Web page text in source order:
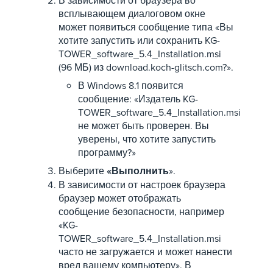
всплывающем диалоговом окне
может появиться сообщение типа «Вы
хотите запустить или сохранить KG-
TOWER_software_5.4_Installation.msi
(96 МБ) из download.koch-glitsch.com?».
В Windows 8.1 появится
сообщение: «Издатель KG-
TOWER_software_5.4_Installation.msi
не может быть проверен. Вы
уверены, что хотите запустить
программу?»
Выберите«Выполнить».
В зависимости от настроек браузера
браузер может отображать
сообщение безопасности, например
«KG-
TOWER_software_5.4_Installation.msi
часто не загружается и может нанести
вред вашему компьютеру». В